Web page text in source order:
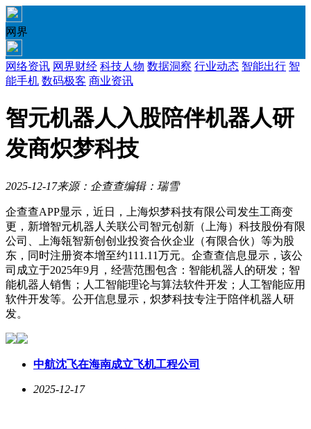
网界
网络资讯 网界财经 科技人物 数据洞察 行业动态 智能出行 智
能手机 数码极客 商业资讯
智元机器人入股陪伴机器人研
发商炽梦科技
2025-12-17来源：企查查编辑：瑞雪
企查查APP显示，近日，上海炽梦科技有限公司发生工商变
更，新增智元机器人关联公司智元创新（上海）科技股份有限
公司、上海瓴智新创创业投资合伙企业（有限合伙）等为股
东，同时注册资本增至约111.11万元。企查查信息显示，该公
司成立于2025年9月，经营范围包含：智能机器人的研发；智
能机器人销售；人工智能理论与算法软件开发；人工智能应用
软件开发等。公开信息显示，炽梦科技专注于陪伴机器人研
发。
中航沈飞在海南成立飞机工程公司
2025-12-17